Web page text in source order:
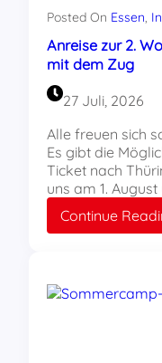
Posted On Essen
Anreise zur 2.
mit dem Zug
27 Juli, 2026
Alle freuen sich
Es gibt die
Ticket nach
uns am 1. August
Continue